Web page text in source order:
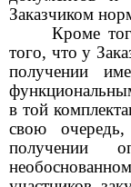
Заказчиком
Кроме
того, что у
получении
в той
свою
получении